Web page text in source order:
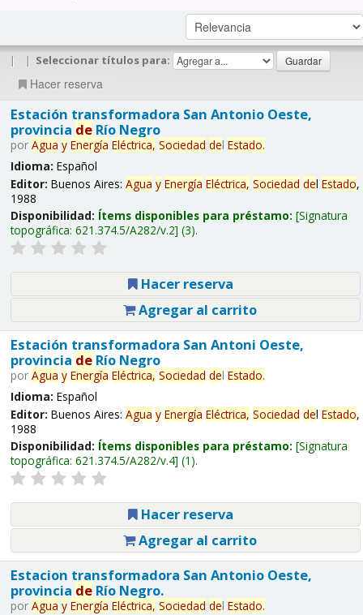
| | Seleccionar títulos para:
Hacer reserva
Estación transformadora San Antonio Oeste,
provincia deRío Negro
por Agua y Energía Eléctrica, Sociedad del Estado.
Idioma: Español
Editor: Buenos Aires: Agua y Energía Eléctrica, Sociedad del Estado,
1988
Disponibilidad: Ítems disponibles para préstamo: Signatura
topográfica: 621.374.5/A282/v.2 (3).
Hacer reserva
Agregar al carrito
Estación transformadora San Antoni Oeste,
provincia deRío Negro
por Agua y Energía Eléctrica, Sociedad del Estado.
Idioma: Español
Editor: Buenos Aires: Agua y Energía Eléctrica, Sociedad del Estado,
1988
Disponibilidad: Ítems disponibles para préstamo: Signatura
topográfica: 621.374.5/A282/v.4 (1).
Hacer reserva
Agregar al carrito
Estacion transformadora San Antonio Oeste,
provincia deRío Negro.
por Agua y Energía Eléctrica, Sociedad del Estado.